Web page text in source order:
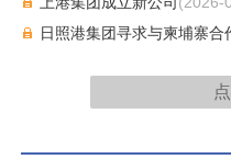
日照港集团寻求与柬埔寨